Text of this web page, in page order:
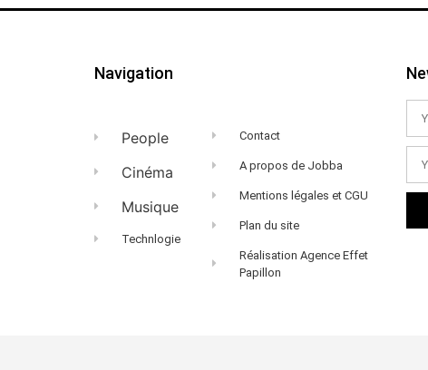
Navigation
People
Cinéma
Musique
Technlogie
Contact
A propos de Jobba
Mentions légales et CGU
Plan du site
Réalisation Agence Effet
Papillon